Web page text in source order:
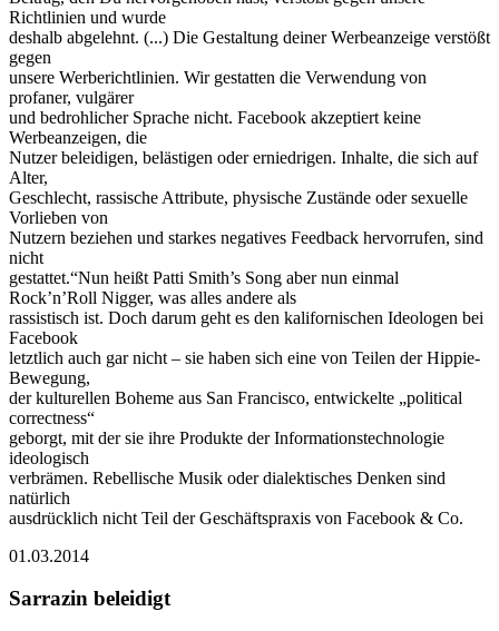
Richtlinien und wurde
deshalb abgelehnt. (...) Die Gestaltung deiner Werbeanzeige verstößt
gegen
unsere Werberichtlinien. Wir gestatten die Verwendung von
profaner, vulgärer
und bedrohlicher Sprache nicht. Facebook akzeptiert keine
Werbeanzeigen, die
Nutzer beleidigen, belästigen oder erniedrigen. Inhalte, die sich auf
Alter,
Geschlecht, rassische Attribute, physische Zustände oder sexuelle
Vorlieben von
Nutzern beziehen und starkes negatives Feedback hervorrufen, sind
nicht
gestattet.“Nun heißt Patti Smith’s Song aber nun einmal
Rock’n’Roll Nigger, was alles andere als
rassistisch ist. Doch darum geht es den kalifornischen Ideologen bei
Facebook
letztlich auch gar nicht – sie haben sich eine von Teilen der Hippie-
Bewegung,
der kulturellen Boheme aus San Francisco, entwickelte „political
correctness“
geborgt, mit der sie ihre Produkte der Informationstechnologie
ideologisch
verbrämen. Rebellische Musik oder dialektisches Denken sind
natürlich
ausdrücklich nicht Teil der Geschäftspraxis von Facebook & Co.
01.03.2014
Sarrazin beleidigt